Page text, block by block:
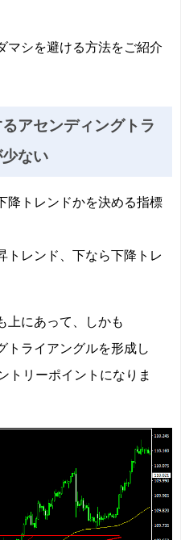
マシを避ける方法をご紹介
アセンディングトラ
ない
降トレンドかを決める指標
トレンド、下なら下降トレ
上にあって、しかも
トライアングルを形成し
トリーポイントになりま